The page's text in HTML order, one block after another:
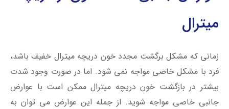
میترال
زمانی که مشکل برگشت مجدد خون دریچه میترال خفیف باشد،
فرد با مشکل خاصی مواجه نمی شود. اما در صورت وجود شدت
بیشتر در بازگشت خون دریچه میترال ممکن است با عوارض
جانبی خاصی مواجه شوید. از جمله این عوارض می توان به